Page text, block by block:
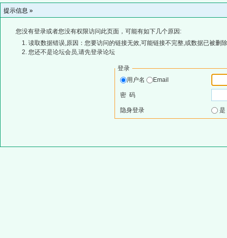
提示信息 »
您没有登录或者您没有权限访问此页面，可能有如下几个原因:
读取数据错误,原因：您要访问的链接无效,可能链接不完整,或数据已被删
您还不是论坛会员,请先登录论坛
登录
用户名
Email
密 码
隐身登录